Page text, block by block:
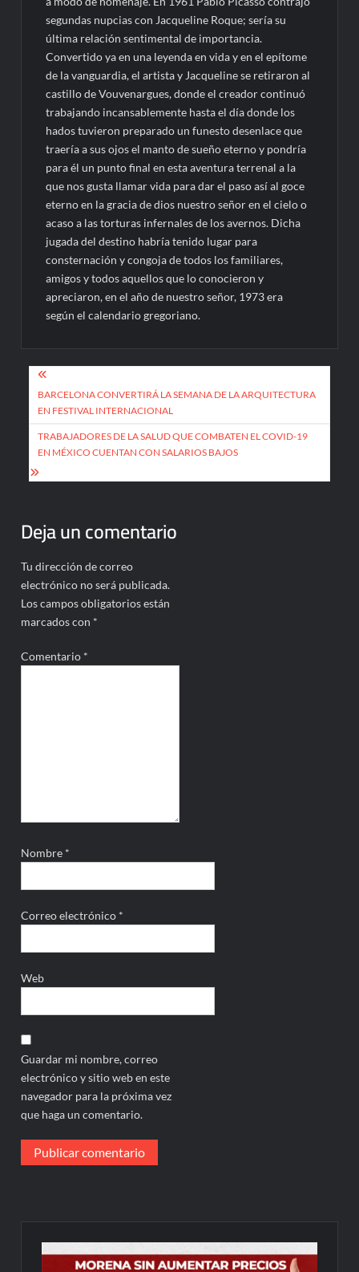
segundas nupcias con Jacqueline Roque; sería su
última relación sentimental de importancia.
Convertido ya en una leyenda en vida y en el epítome
de la vanguardia, el artista y Jacqueline se retiraron al
castillo de Vouvenargues, donde el creador continuó
trabajando incansablemente hasta el día donde los
hados tuvieron preparado un funesto desenlace que
traería a sus ojos el manto de sueño eterno y pondría
para él un punto final en esta aventura terrenal a la
que nos gusta llamar vida para dar el paso así al goce
eterno en la gracia de dios nuestro señor en el cielo o
acaso a las torturas infernales de los avernos. Dicha
jugada del destino habría tenido lugar para
consternación y congoja de todos los familiares,
amigos y todos aquellos que lo conocieron y
apreciaron, en el año de nuestro señor, 1973 era
según el calendario gregoriano.
Navegación
de
entradas
BARCELONA CONVERTIRÁ LA SEMANA DE LA ARQUITECTURA
EN FESTIVAL INTERNACIONAL
TRABAJADORES DE LA SALUD QUE COMBATEN EL COVID-19
EN MÉXICO CUENTAN CON SALARIOS BAJOS
Deja un comentario
Tu dirección de correo
electrónico no será publicada.
Los campos obligatorios están
marcados con *
Comentario *
Nombre *
Correo electrónico *
Web
Guardar mi nombre, correo
electrónico y sitio web en este
navegador para la próxima vez
que haga un comentario.